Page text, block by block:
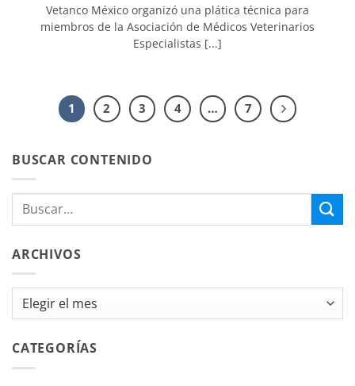
Vetanco México organizó una plática técnica para
miembros de la Asociación de Médicos Veterinarios
Especialistas [...]
1 2 3 4 … 7
BUSCAR CONTENIDO
ARCHIVOS
Archivos
CATEGORÍAS